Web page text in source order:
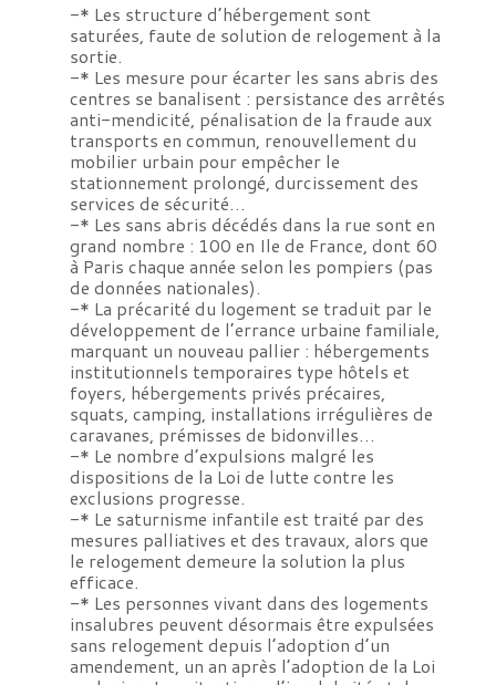
-* Les structure d’hébergement sont
saturées, faute de solution de relogement à la
sortie.
-* Les mesure pour écarter les sans abris des
centres se banalisent : persistance des arrêtés
anti-mendicité, pénalisation de la fraude aux
transports en commun, renouvellement du
mobilier urbain pour empêcher le
stationnement prolongé, durcissement des
services de sécurité…
-* Les sans abris décédés dans la rue sont en
grand nombre : 100 en Ile de France, dont 60
à Paris chaque année selon les pompiers (pas
de données nationales).
-* La précarité du logement se traduit par le
développement de l’errance urbaine familiale,
marquant un nouveau pallier : hébergements
institutionnels temporaires type hôtels et
foyers, hébergements privés précaires,
squats, camping, installations irrégulières de
caravanes, prémisses de bidonvilles…
-* Le nombre d’expulsions malgré les
dispositions de la Loi de lutte contre les
exclusions progresse.
-* Le saturnisme infantile est traité par des
mesures palliatives et des travaux, alors que
le relogement demeure la solution la plus
efficace.
-* Les personnes vivant dans des logements
insalubres peuvent désormais être expulsées
sans relogement depuis l’adoption d’un
amendement, un an après l’adoption de la Loi